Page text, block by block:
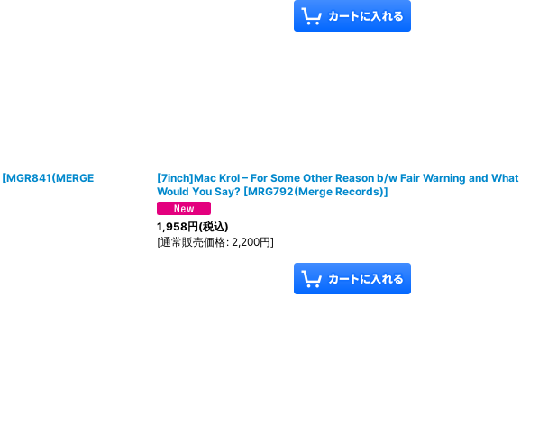
[MGR841(MERGE
[7inch]Mac Krol – For Some Other Reason b/w Fair Warning and What
Would You Say? [MRG792(Merge Records)]
1,958円(税込)
[通常販売価格: 2,200円]